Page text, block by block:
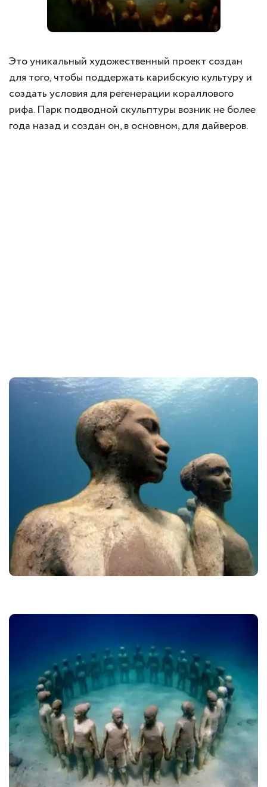
Это уникальный художественный проект создан
для того, чтобы поддержать карибскую культуру и
создать условия для регенерации кораллового
рифа. Парк подводной скульптуры возник не более
года назад и создан он, в основном, для дайверов.